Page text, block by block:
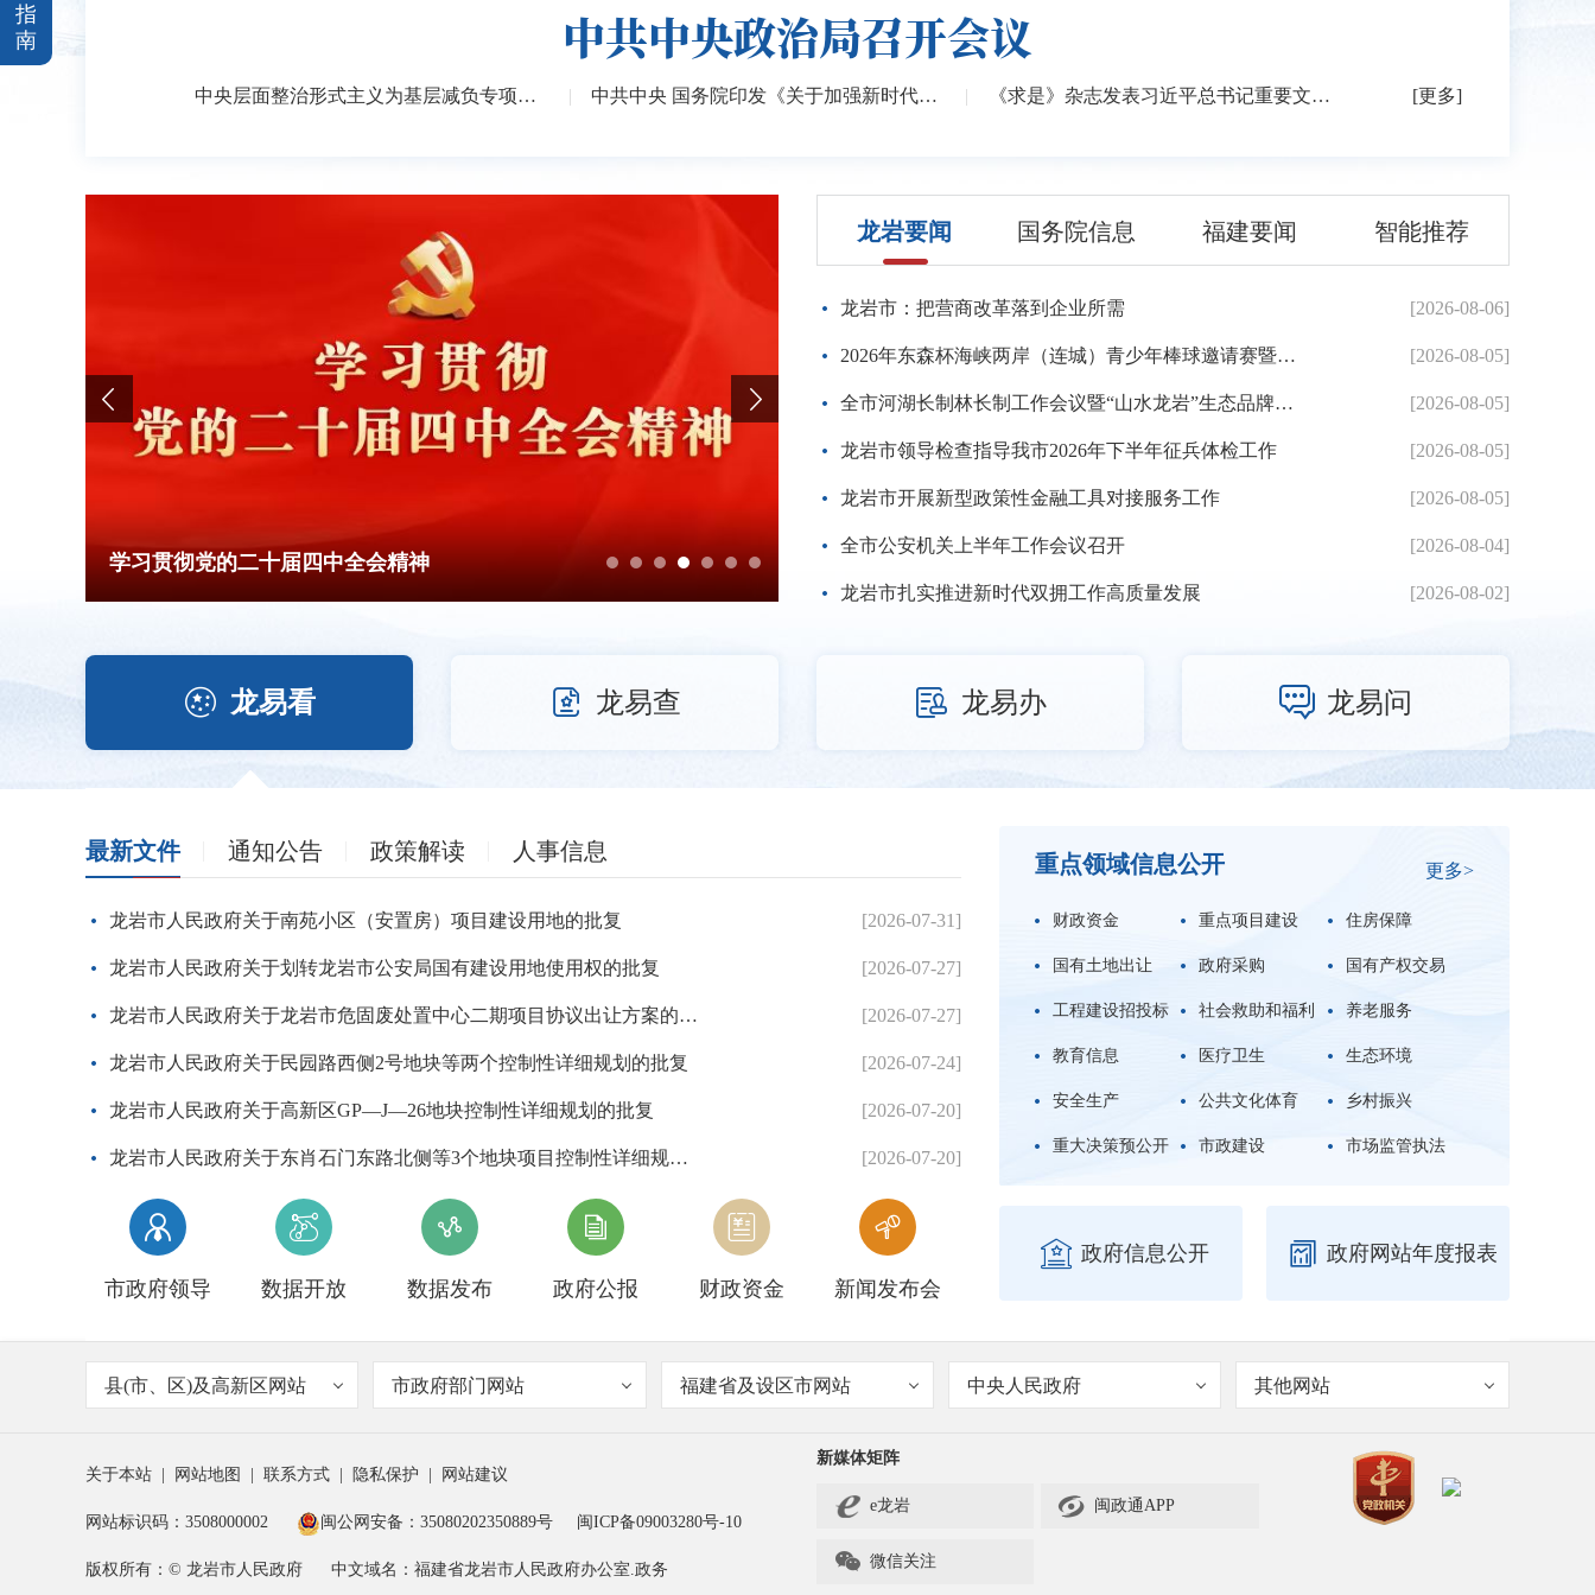
指
南
中共中央政治局召开会议
中央层面整治形式主义为基层减负专项工作... | 中共中央 国务院印发《关于加强新时代社会... | 《求是》杂志发表习近平总书记重要文章《... [更多]
学习贯彻党的二十届四中全会精神
龙岩要闻 国务院信息 福建要闻 智能推荐
[2026-08-06]
龙岩市：把营商改革落到企业所需
[2026-08-05]
2026年东森杯海峡两岸（连城）青少年棒球邀请赛暨第七届海峡...
[2026-08-05]
全市河湖长制林长制工作会议暨“山水龙岩”生态品牌建设推进...
[2026-08-05]
龙岩市领导检查指导我市2026年下半年征兵体检工作
[2026-08-05]
龙岩市开展新型政策性金融工具对接服务工作
[2026-08-04]
全市公安机关上半年工作会议召开
[2026-08-02]
龙岩市扎实推进新时代双拥工作高质量发展
 龙易看  龙易查  龙易办  龙易问
最新文件 通知公告 政策解读 人事信息
[2026-07-31]
龙岩市人民政府关于南苑小区（安置房）项目建设用地的批复
[2026-07-27]
龙岩市人民政府关于划转龙岩市公安局国有建设用地使用权的批复
[2026-07-27]
龙岩市人民政府关于龙岩市危固废处置中心二期项目协议出让方案的批复
[2026-07-24]
龙岩市人民政府关于民园路西侧2号地块等两个控制性详细规划的批复
[2026-07-20]
龙岩市人民政府关于高新区GP—J—26地块控制性详细规划的批复
[2026-07-20]
龙岩市人民政府关于东肖石门东路北侧等3个地块项目控制性详细规划调整方案的批复

市政府领导

数据开放

数据发布

政府公报

财政资金

新闻发布会
重点领域信息公开 更多>
财政资金 重点项目建设 住房保障
国有土地出让 政府采购 国有产权交易
工程建设招投标 社会救助和福利 养老服务
教育信息 医疗卫生 生态环境
安全生产 公共文化体育 乡村振兴
重大决策预公开 市政建设 市场监管执法
 政府信息公开  政府网站年度报表
县(市、区)及高新区网站 市政府部门网站 福建省及设区市网站 中央人民政府 其他网站
关于本站 网站地图 联系方式 隐私保护 网站建议
网站标识码：3508000002 闽公网安备：35080202350889号 闽ICP备09003280号-10
版权所有：© 龙岩市人民政府 中文域名：福建省龙岩市人民政府办公室.政务
新媒体矩阵
e龙岩  闽政通APP
 微信关注